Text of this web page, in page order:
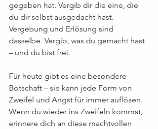
gegeben hat. Vergib dir die eine, die
du dir selbst ausgedacht hast.
Vergebung und Erlösung sind
dasselbe. Vergib, was du gemacht hast
– und du bist frei.
Für heute gibt es eine besondere
Botschaft – sie kann jede Form von
Zweifel und Angst für immer auflösen.
Wenn du wieder ins Zweifeln kommst,
erinnere dich an diese machtvollen